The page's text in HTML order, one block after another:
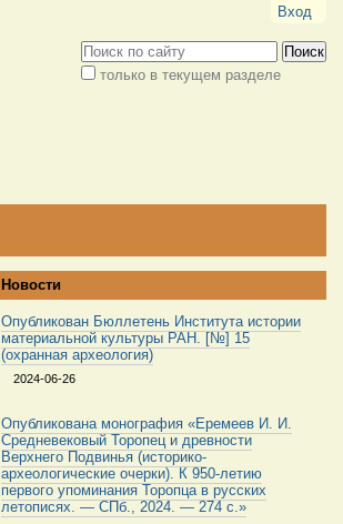
Вход
Поиск
только в текущем разделе
Новости
Опубликован Бюллетень Института истории
материальной культуры РАН. [№] 15
(охранная археология)
2024-06-26
Опубликована монография «Еремеев И. И.
Средневековый Торопец и древности
Верхнего Подвинья (историко-
археологические очерки). К 950-летию
первого упоминания Торопца в русских
летописях. — СПб., 2024. — 274 с.»